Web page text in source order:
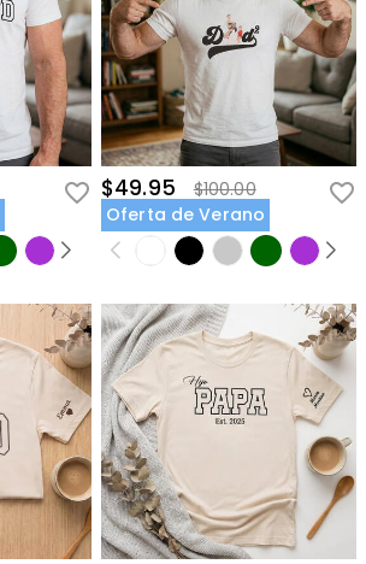
$49.95
$100.00
Oferta de Verano